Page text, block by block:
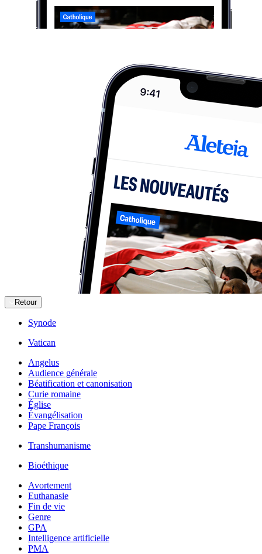
Retour
Synode
Vatican
Angelus
Audience générale
Béatification et canonisation
Curie romaine
Église
Évangélisation
Pape François
Transhumanisme
Bioéthique
Avortement
Euthanasie
Fin de vie
Genre
GPA
Intelligence artificielle
PMA